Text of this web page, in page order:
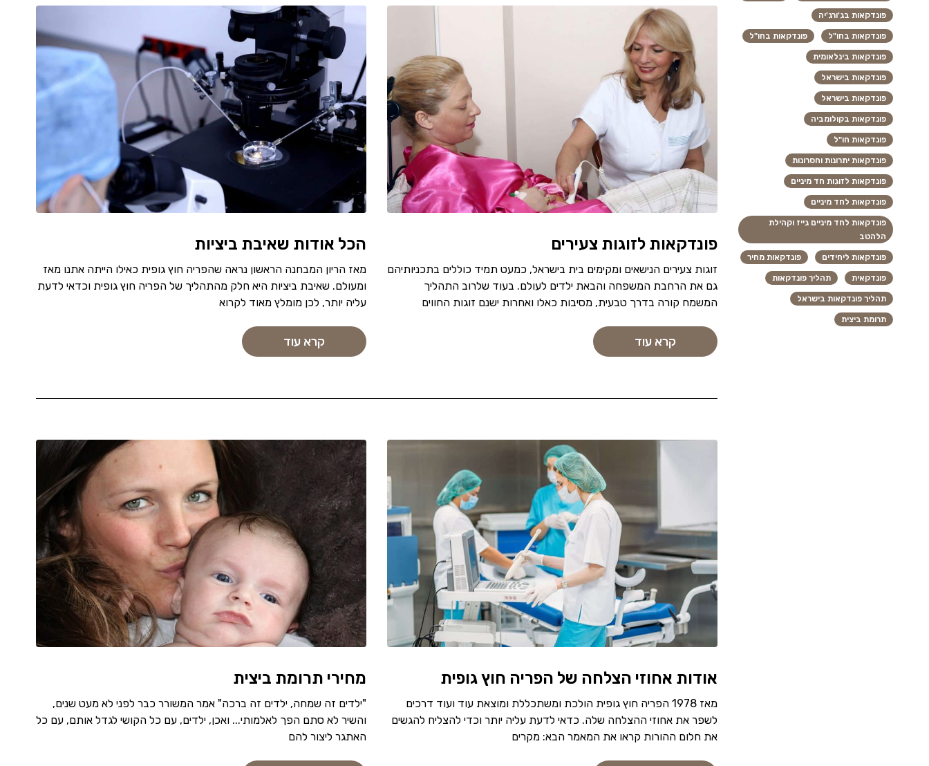
פונדקאות לזוגות צעירים
זוגות צעירים הנישאים ומקימים בית בישראל, כמעט תמיד כוללים בתכניותיהם
גם את הרחבת המשפחה והבאת ילדים לעולם. בעוד שלרוב התהליך
המשמח קורה בדרך טבעית, מסיבות כאלו ואחרות ישנם זוגות החווים
קרא עוד
הכל אודות שאיבת ביציות
מאז הריון המבחנה הראשון נראה שהפריה חוץ גופית כאילו הייתה אתנו מאז
ומעולם. שאיבת ביציות היא חלק מהתהליך של הפריה חוץ גופית וכדאי לדעת
עליה יותר, לכן מומלץ מאוד לקרוא
קרא עוד
אודות אחוזי הצלחה של הפריה חוץ גופית
מאז 1978 הפריה חוץ גופית הולכת ומשתכללת ומוצאת עוד ועוד דרכים
לשפר את אחוזי ההצלחה שלה. כדאי לדעת עליה יותר וכדי להצליח להגשים
את חלום ההורות קראו את המאמר הבא: מקרים
מחירי תרומת ביצית
"ילדים זה שמחה, ילדים זה ברכה" אמר המשורר כבר לפני לא מעט שנים,
והשיר לא סתם הפך לאלמותי... ואכן, ילדים, עם כל הקושי לגדל אותם, עם כל
האתגר ליצור להם
פונדקאות בג'ורג'יה
פונדקאות בחו"ל פונדקאות בחו"ל
פונדקאות בינלאומית
פונדקאות בישראל
פונדקאות בישראל
פונדקאות בקולומביה
פונדקאות חו"ל
פונדקאות יתרונות וחסרונות
פונדקאות לזוגות חד מיניים
פונדקאות לחד מיניים
פונדקאות לחד מיניים גייז וקהילת
הלהטב
פונדקאות ליחידים פונדקאות מחיר
פונדקאית תהליך פונדקאות
תהליך פונדקאות בישראל
תרומת ביצית